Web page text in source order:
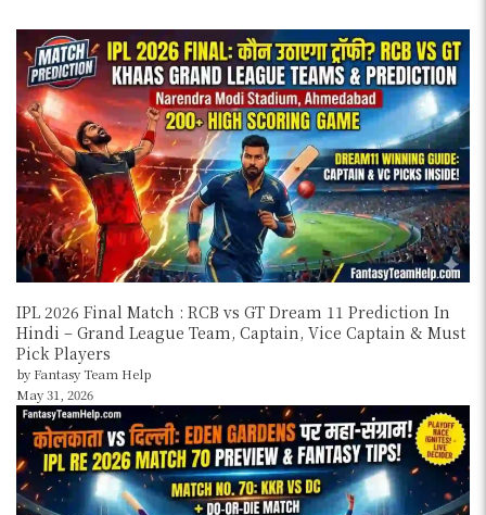
IPL 2026 Final Match : RCB vs GT Dream 11 Prediction In
Hindi – Grand League Team, Captain, Vice Captain & Must
Pick Players
by Fantasy Team Help
May 31, 2026